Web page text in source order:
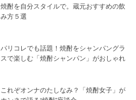
焼酎を自分スタイルで。蔵元おすすめの飲
み方５選
パリコレでも話題！焼酎をシャンパングラ
スで楽しむ「焼酎シャンパン」がおしゃれ
これぞオンナのたしなみ？「焼酎女子」が